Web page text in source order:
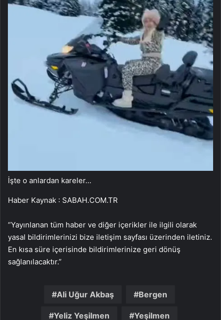
İşte o anlardan kareler…
Haber Kaynak : SABAH.COM.TR
“Yayınlanan tüm haber ve diğer içerikler ile ilgili olarak
yasal bildirimlerinizi bize iletişim sayfası üzerinden iletiniz.
En kısa süre içerisinde bildirimlerinize geri dönüş
sağlanılacaktır.”
Ali Uğur Akbaş Bergen
Yeliz Yeşilmen Yeşilmen